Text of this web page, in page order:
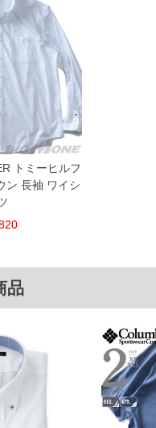
となります。
記入下さい。（裾上げ無料対象商品
円以下の商品は有料（500円+税）
日間程お時間を頂く場合がございます
返品・交換不可となりますので、予
来ない商品がございます。(例：裾
インが施されている等)
サイズの誤差がございます。また、
って、商品の色味が若干異なる場合
、実店鋪と在庫を共用しております
等により、お客様にご迷惑をお掛け
ない様最大限に努めておりますが、
で予めご了承ください。
トミーヒルフ
ン 長袖 ワイシ
品